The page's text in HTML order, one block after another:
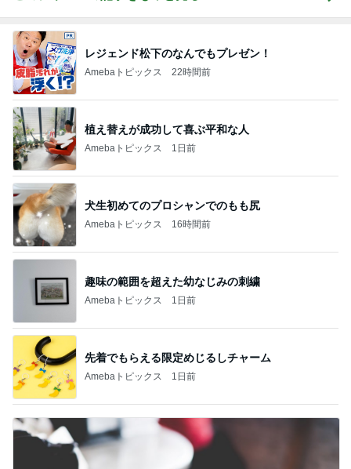
レジェンド松下のなんでもプレゼン！
Amebaトピックス 22時間前
植え替えが成功して喜ぶ平和な人
Amebaトピックス 1日前
犬生初めてのプロシャンでのもも尻
Amebaトピックス 16時間前
趣味の範囲を超えた幼なじみの刺繍
Amebaトピックス 1日前
先着でもらえる限定めじるしチャーム
Amebaトピックス 1日前